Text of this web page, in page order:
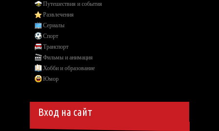
Путешествия и события
Развлечения
Сериалы
Спорт
Транспорт
Фильмы и анимация
Хобби и образование
Юмор
Вход на сайт